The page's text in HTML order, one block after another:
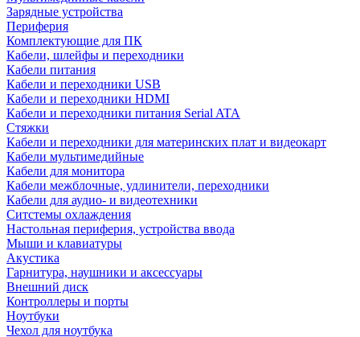
Зарядные устройства
Периферия
Комплектующие для ПК
Кабели, шлейфы и переходники
Кабели питания
Кабели и переходники USB
Кабели и переходники HDMI
Кабели и переходники питания Serial ATA
Стяжки
Кабели и переходники для материнских плат и видеокарт
Кабели мультимедийные
Кабели для монитора
Кабели межблочные, удлинители, переходники
Кабели для аудио- и видеотехники
Ситстемы охлаждения
Настольная периферия, устройства ввода
Мыши и клавиатуры
Акустика
Гарнитура, наушники и аксессуары
Внешний диск
Контроллеры и порты
Ноутбуки
Чехол для ноутбука